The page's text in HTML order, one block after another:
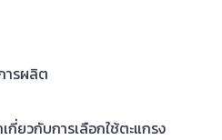
ารผลิต
ยวกับการเลือกใช้ตะแกรง